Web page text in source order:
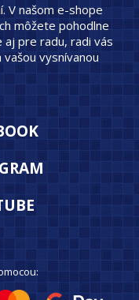
V našom e-shope
môžete pohodlne
pre radu, radi vás
vysnívanou